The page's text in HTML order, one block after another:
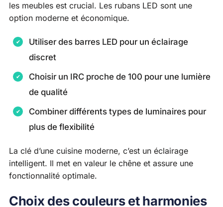
les meubles est crucial. Les rubans LED sont une
option moderne et économique.
Utiliser des barres LED pour un éclairage
discret
Choisir un IRC proche de 100 pour une lumière
de qualité
Combiner différents types de luminaires pour
plus de flexibilité
La clé d’une cuisine moderne, c’est un éclairage
intelligent. Il met en valeur le chêne et assure une
fonctionnalité optimale.
Choix des couleurs et harmonies